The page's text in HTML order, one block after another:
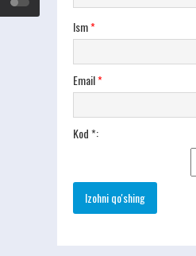
Ism*
Email*
Kod *: